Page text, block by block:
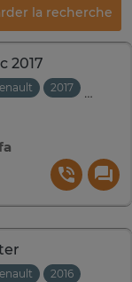
la recherche
2017
2017
2016